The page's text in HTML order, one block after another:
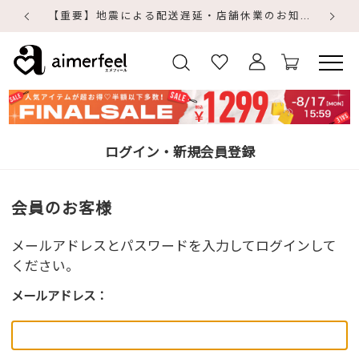
【重要】地震による配送遅延・店舗休業のお知らせ
ログイン・新規会員登録
会員のお客様
メールアドレスとパスワードを入力してログインして
ください。
メールアドレス：